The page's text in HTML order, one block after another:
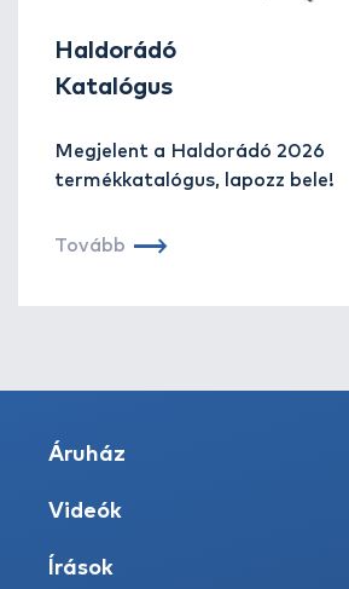
Haldorádó
Katalógus
Megjelent a Haldorádó 2026
termékkatalógus, lapozz bele!
Tovább
Áruház
Videók
Írások